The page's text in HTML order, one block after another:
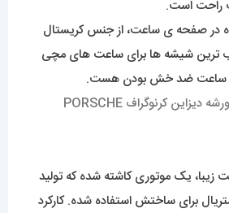
راحت است.
در صفحه ی ساعت، از جنس کریستال
ترین شیشه ها برای ساعت های مچی
ساعت ضد خش بودن هست.
زیبا، یک موتوری کاشته شده که تولید
برای ساختش استفاده شده. کارکرد